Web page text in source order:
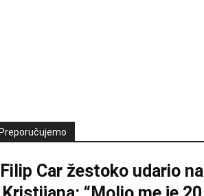
Filip Car žestoko udario na